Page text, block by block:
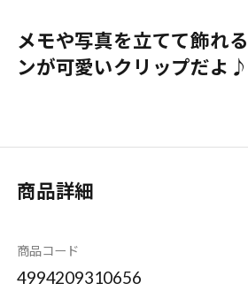
メモや写真を立てて飾れ
ンが可愛いクリップだよ♪
商品詳細
商品コード
4994209310656